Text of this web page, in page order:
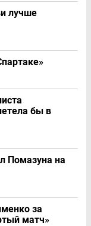
лучше
бы в
Помазуна на
за
матч»